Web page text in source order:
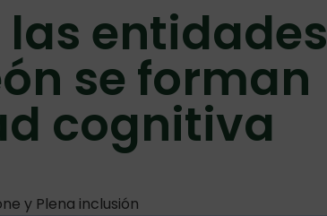
las entidades
se forman
cognitiva
y Plena inclusión